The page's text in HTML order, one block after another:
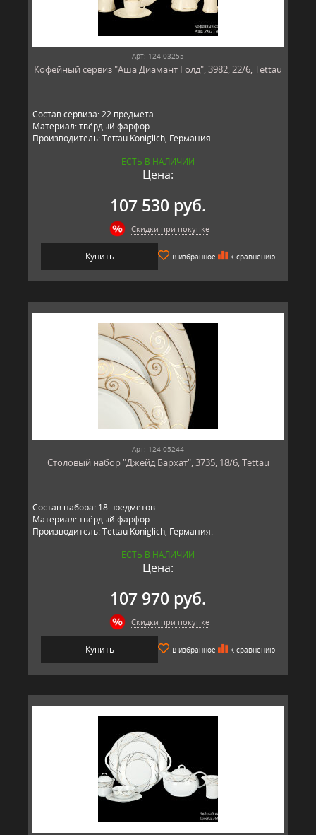
Арт: 124-03255
Кофейный сервиз "Аша Диамант Голд", 3982, 22/6, Tettau
Состав сервиза: 22 предмета.
Материал: твёрдый фарфор.
Производитель: Tettau Koniglich, Германия.
ЕСТЬ В НАЛИЧИИ
Цена:
107 530 руб.
Скидки при покупке
Купить В избранное К сравнению
Арт: 124-05244
Столовый набор "Джейд Бархат", 3735, 18/6, Tettau
Состав набора: 18 предметов.
Материал: твёрдый фарфор.
Производитель: Tettau Koniglich, Германия.
ЕСТЬ В НАЛИЧИИ
Цена:
107 970 руб.
Скидки при покупке
Купить В избранное К сравнению